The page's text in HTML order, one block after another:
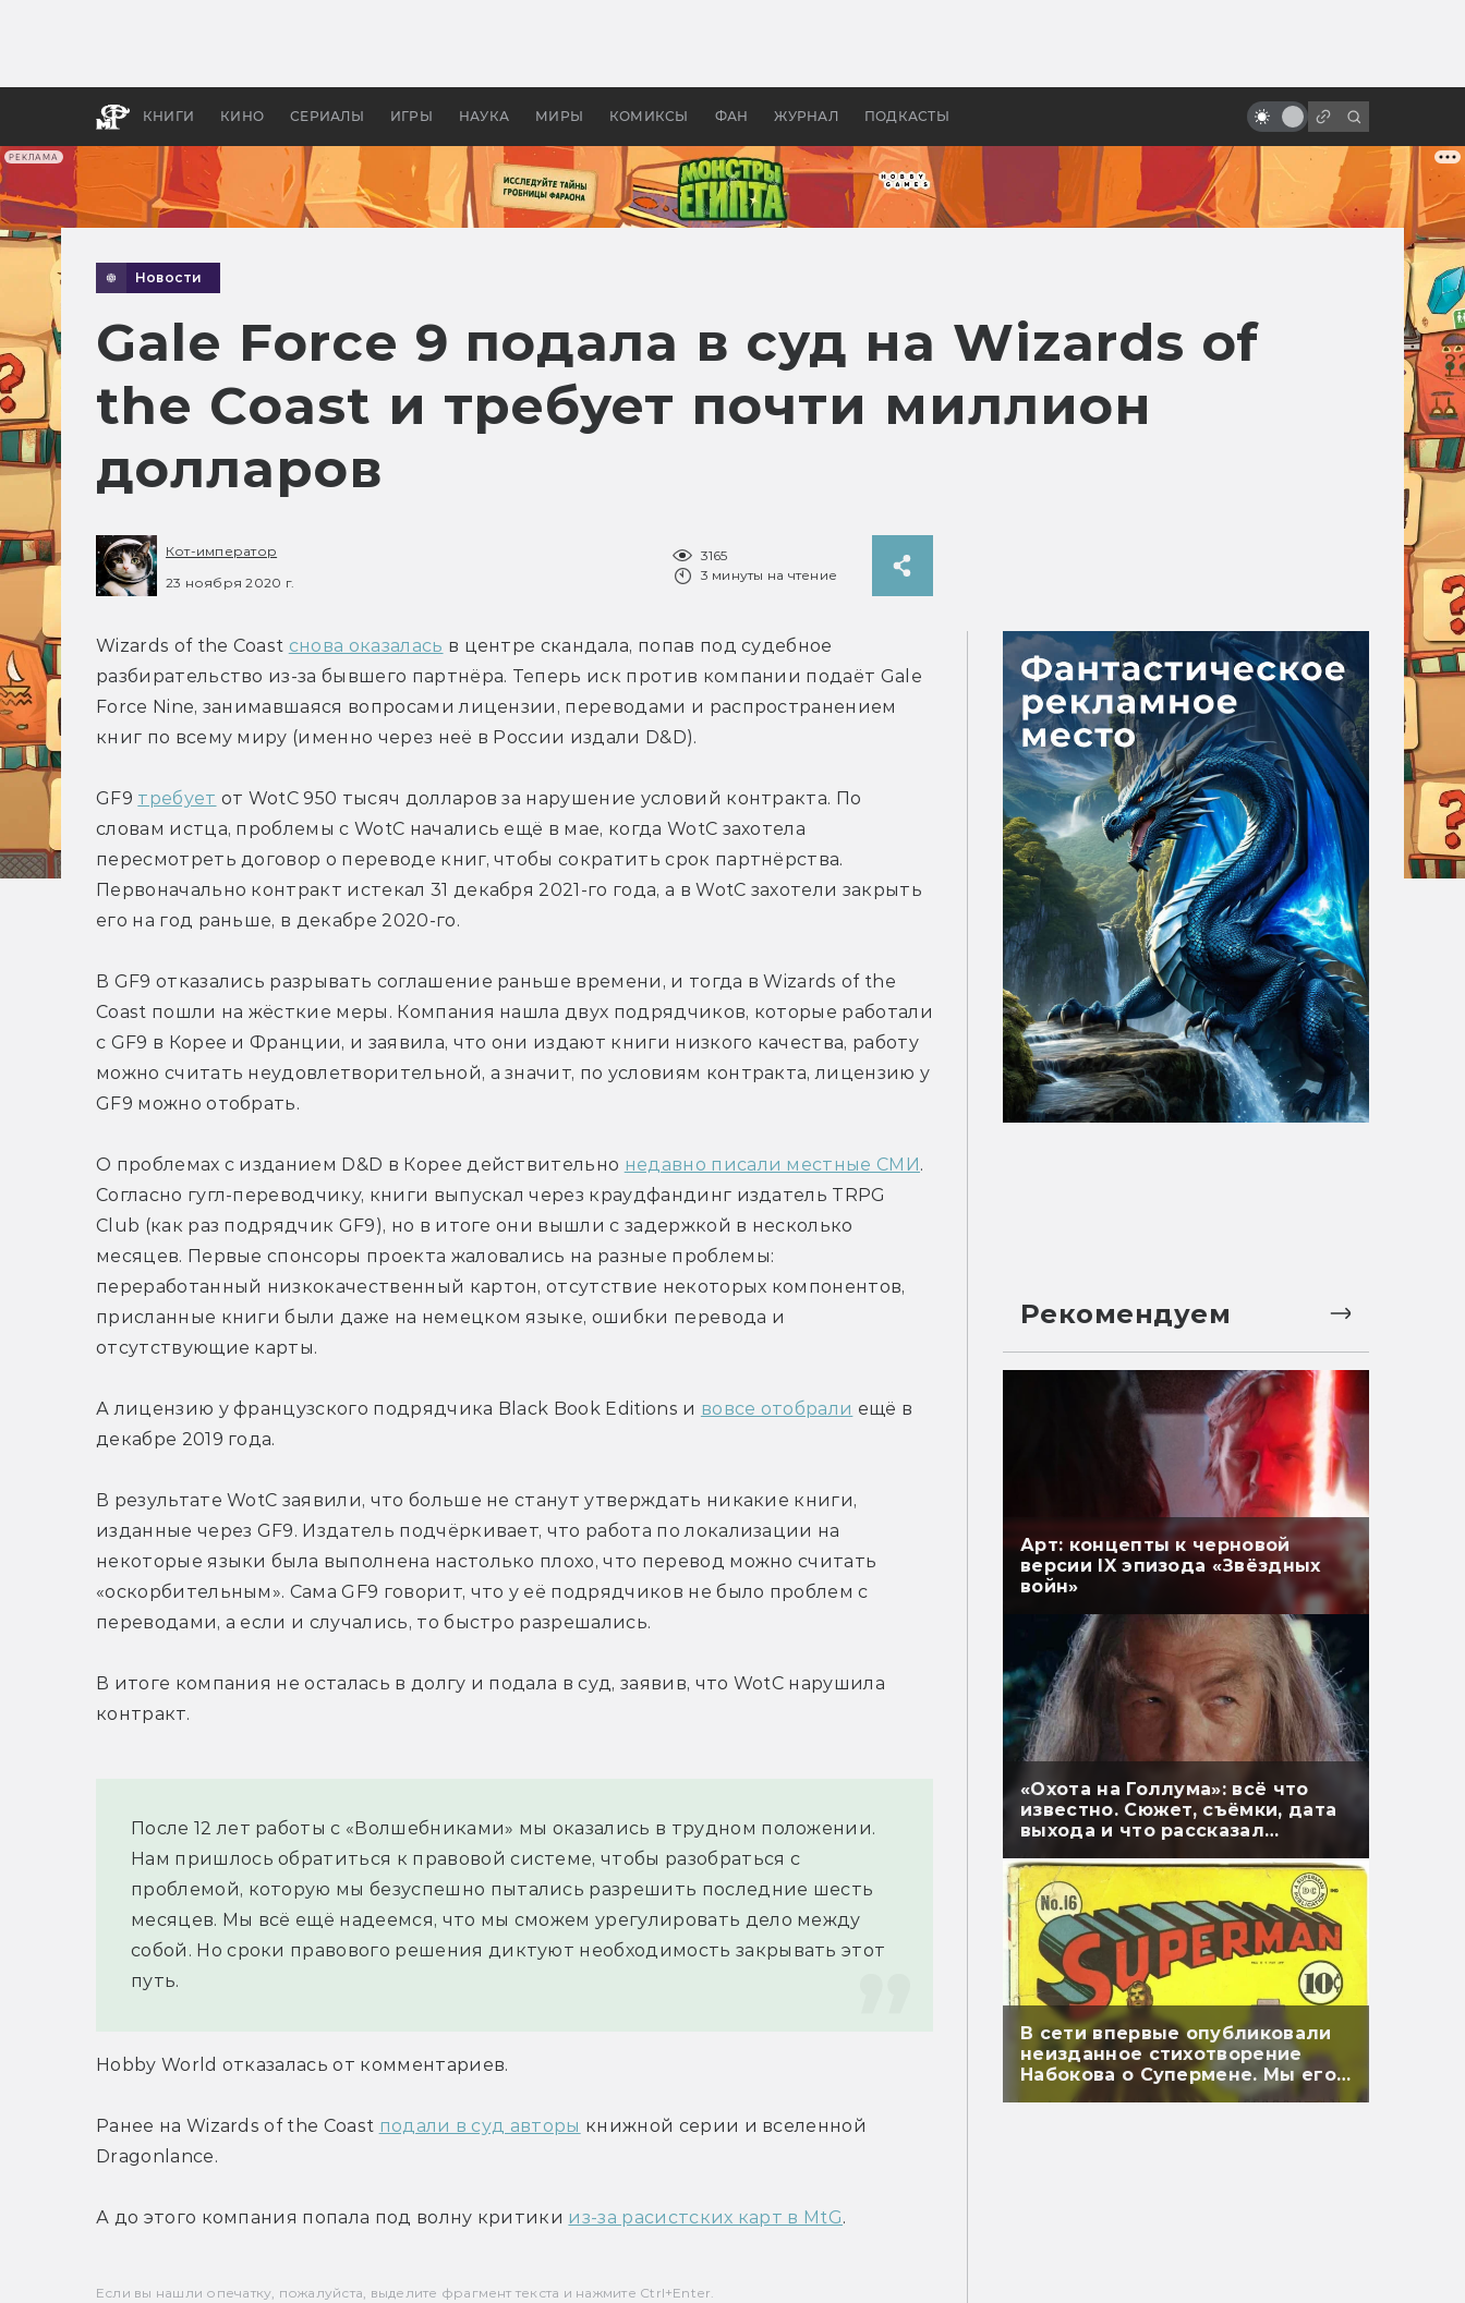
РЕКЛАМА
КНИГИ КИНО СЕРИАЛЫ ИГРЫ НАУКА МИРЫ КОМИКСЫ ФАН ЖУРНАЛ ПОДКАСТЫ
бы «Властелина колец»
Древней Грецией
«Чёрная дыра»
Новости
Gale Force 9 подала в суд на Wizards of
the Coast и требует почти миллион
долларов
Кот-император
23 ноября 2020 г.
3165
3 минуты на чтение
Wizards of the Coast снова оказалась в центре скандала, попав под судебное
разбирательство из-за бывшего партнёра. Теперь иск против компании подаёт Gale
Force Nine, занимавшаяся вопросами лицензии, переводами и распространением
книг по всему миру (именно через неё в России издали D&D).
GF9 требует от WotC 950 тысяч долларов за нарушение условий контракта. По
словам истца, проблемы с WotC начались ещё в мае, когда WotC захотела
пересмотреть договор о переводе книг, чтобы сократить срок партнёрства.
Первоначально контракт истекал 31 декабря 2021-го года, а в WotC захотели закрыть
его на год раньше, в декабре 2020-го.
В GF9 отказались разрывать соглашение раньше времени, и тогда в Wizards of the
Coast пошли на жёсткие меры. Компания нашла двух подрядчиков, которые работали
с GF9 в Корее и Франции, и заявила, что они издают книги низкого качества, работу
можно считать неудовлетворительной, а значит, по условиям контракта, лицензию у
GF9 можно отобрать.
О проблемах с изданием D&D в Корее действительно недавно писали местные СМИ .
Согласно гугл-переводчику, книги выпускал через краудфандинг издатель TRPG
Club (как раз подрядчик GF9), но в итоге они вышли с задержкой в несколько
месяцев. Первые спонсоры проекта жаловались на разные проблемы:
переработанный низкокачественный картон, отсутствие некоторых компонентов,
присланные книги были даже на немецком языке, ошибки перевода и
отсутствующие карты.
А лицензию у французского подрядчика Black Book Editions и вовсе отобрали ещё в
декабре 2019 года.
В результате WotC заявили, что больше не станут утверждать никакие книги,
изданные через GF9. Издатель подчёркивает, что работа по локализации на
некоторые языки была выполнена настолько плохо, что перевод можно считать
«оскорбительным». Сама GF9 говорит, что у её подрядчиков не было проблем с
переводами, а если и случались, то быстро разрешались.
В итоге компания не осталась в долгу и подала в суд, заявив, что WotC нарушила
контракт.
После 12 лет работы с «Волшебниками» мы оказались в трудном положении.
Нам пришлось обратиться к правовой системе, чтобы разобраться с
проблемой, которую мы безуспешно пытались разрешить последние шесть
месяцев. Мы всё ещё надеемся, что мы сможем урегулировать дело между
собой. Но сроки правового решения диктуют необходимость закрывать этот
путь.
Hobby World отказалась от комментариев.
Ранее на Wizards of the Coast подали в суд авторы книжной серии и вселенной
Dragonlance.
А до этого компания попала под волну критики из-за расистских карт в MtG.
Если вы нашли опечатку, пожалуйста, выделите фрагмент текста и нажмите Ctrl+Enter.
Рекомендуем
Арт: концепты к черновой
версии IX эпизода «Звёздных
войн»
«Охота на Голлума»: всё что
известно. Сюжет, съёмки, дата
выхода и что рассказал
В сети впервые опубликовали
неизданное стихотворение
Набокова о Супермене. Мы его
перевели